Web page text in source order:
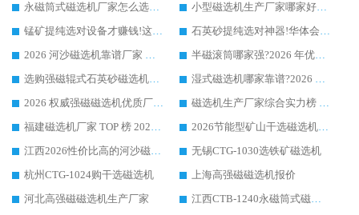
永磁筒式磁选机厂家怎么选?14 年老厂华体会手机网页版-华体会(中国) 凭实力出圈，这 5 大优势太圈粉
小型磁选机生产厂家哪家好?2026 年实测推荐，华体会手机网页版-华体会(中国) 十年口碑厂值得闭眼入
锰矿提纯选对设备才赚钱!这家临朐厂家的强磁辊磁选机凭啥成行业标杆?
石英砂提纯选对神器!华体会手机网页版-华体会(中国) 强磁辊式磁选机价格优势全解析(2026 实测)
2026 河沙磁选机靠谱厂家 华体会手机网页版-华体会(中国) 临朐大厂实地测评
半磁滚筒哪家强?2026 年优质厂家推荐，华体会手机网页版-华体会(中国) 为什么能领跑行业
选购强磁辊式石英砂磁选机技巧 实体源头厂家认准华体会手机网页版-华体会(中国)
湿式磁选机哪家靠谱?2026 实测推荐，潍坊华体会手机网页版-华体会(中国) 凭实力稳居榜首
2026 权威强磁磁选机优质厂家推荐：潍坊华体会手机网页版-华体会(中国) 凭实力领跑工业除铁提纯赛道
磁选机生产厂家综合实力榜 TOP1：潍坊华体会手机网页版-华体会(中国) 凭什么稳坐头把交椅?
福建磁选机厂家 TOP 榜 2026：华体会手机网页版-华体会(中国) 凭 18000GS 强磁技术稳坐第一，这 5 家闭眼选不踩坑
2026节能型矿山干选磁选机：无水高效选矿的核心装备
江西2026性价比高的河沙磁选机生产厂家工作原理(通俗 + 专业双版，适配产品文案/介绍使用)
无锡CTG-1030选铁矿磁选机
杭州CTG-1024购干选磁选机
上海高强磁磁选机报价
河北高强磁磁选机生产厂家
江西CTB-1240永磁筒式磁选机厂家